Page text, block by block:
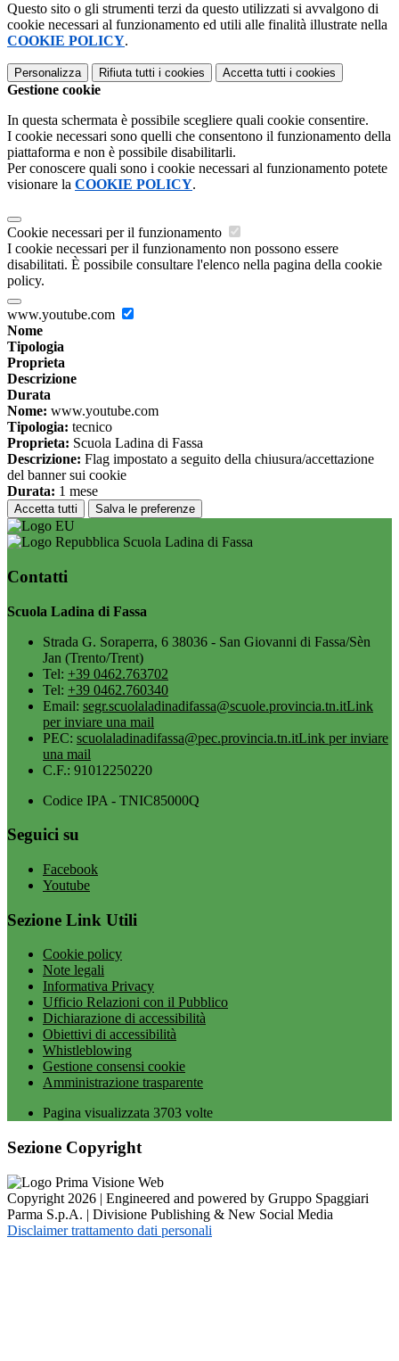
Questo sito o gli strumenti terzi da questo utilizzati si avvalgono di
cookie necessari al funzionamento ed utili alle finalità illustrate nella
COOKIE POLICY.
Personalizza Rifiuta tutti i cookies Accetta tutti i cookies
Gestione cookie
In questa schermata è possibile scegliere quali cookie consentire.
I cookie necessari sono quelli che consentono il funzionamento della
piattaforma e non è possibile disabilitarli.
Per conoscere quali sono i cookie necessari al funzionamento potete
visionare la COOKIE POLICY.
Cookie necessari per il funzionamento
I cookie necessari per il funzionamento non possono essere
disabilitati. È possibile consultare l'elenco nella pagina della cookie
policy.
www.youtube.com
Nome
Tipologia
Proprieta
Descrizione
Durata
Nome: www.youtube.com
Tipologia: tecnico
Proprieta: Scuola Ladina di Fassa
Descrizione: Flag impostato a seguito della chiusura/accettazione
del banner sui cookie
Durata: 1 mese
Accetta tutti Salva le preferenze
Scuola Ladina di Fassa
Contatti
Scuola Ladina di Fassa
Strada G. Soraperra, 6 38036 - San Giovanni di Fassa/Sèn
Jan (Trento/Trent)
Tel: +39 0462.763702
Tel: +39 0462.760340
Email: segr.scuolaladinadifassa@scuole.provincia.tn.itLink
per inviare una mail
PEC: scuolaladinadifassa@pec.provincia.tn.itLink per inviare
una mail
C.F.: 91012250220
Codice IPA - TNIC85000Q
Seguici su
Facebook
Youtube
Sezione Link Utili
Cookie policy
Note legali
Informativa Privacy
Ufficio Relazioni con il Pubblico
Dichiarazione di accessibilità
Obiettivi di accessibilità
Whistleblowing
Gestione consensi cookie
Amministrazione trasparente
Pagina visualizzata 3703 volte
Sezione Copyright
Copyright 2026 | Engineered and powered by Gruppo Spaggiari
Parma S.p.A. | Divisione Publishing & New Social Media
Disclaimer trattamento dati personali